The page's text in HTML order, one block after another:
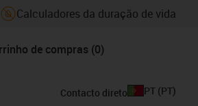
Calculadores da duração de vida
de compras (0)
Contacto direto PT (PT)